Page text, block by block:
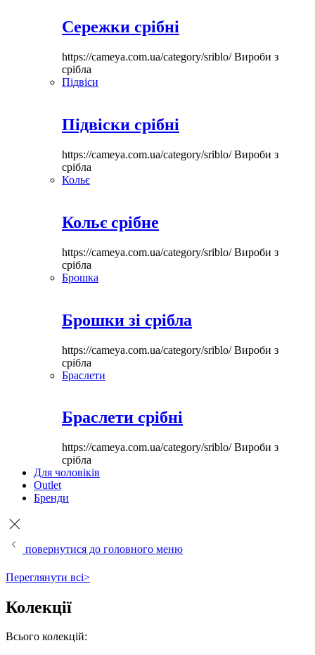
Сережки срібні
https://cameya.com.ua/category/sriblo/Вироби з
срібла
Підвіси
Підвіски срібні
https://cameya.com.ua/category/sriblo/Вироби з
срібла
Кольє
Кольє срібне
https://cameya.com.ua/category/sriblo/Вироби з
срібла
Брошка
Брошки зі срібла
https://cameya.com.ua/category/sriblo/Вироби з
срібла
Браслети
Браслети срібні
https://cameya.com.ua/category/sriblo/Вироби з
срібла
Для чоловіків
Outlet
Бренди
повернутися до головного меню
Переглянути всі>
Колекції
Всього колекцій: